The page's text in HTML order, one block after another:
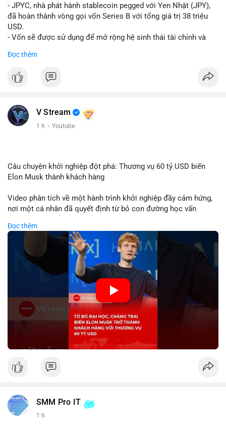
- JPYC, nhà phát hành stablecoin pegged với Yen Nhật (JPY),
đã hoàn thành vòng gọi vốn Series B với tổng giá trị 38 triệu
USD.
- Vốn sẽ được sử dụng để mở rộng hệ sinh thái tài chính và
- Mục tiêu là tăng tốc độ przyjęcie của token yen-pegged JPYC
- Đây là bước tiến quan trọng trong việc phát triển stablecoin
$jpyc
📰 Nguồn: Cointelegraph
Đọc thêm
V Stream
1 h · Youtube
Câu chuyện khởi nghiệp đột phá: Thương vụ 60 tỷ USD biến
Elon Musk thành khách hàng
Video phân tích về một hành trình khởi nghiệp đầy cảm hứng,
nơi một cá nhân đã quyết định từ bỏ con đường học vấn
dội với thương vụ trị giá 60 tỷ USD không chỉ khẳng định tầm
nhìn chiến lược của nhà sáng lập mà còn cho thấy sức mạnh
của sự đổi mới trong nền kinh tế hiện đại. Sự kiện này đặc biệt
gây chú ý khi biến tỷ phú Elon Musk trở thành một khách hàng
quan trọng, minh chứng cho khả năng xoay chuyển cục diện
kinh doanh của các startup đầy tiềm năng.
🎥 Xem video trực tiếp tại:
Nguồn: KIEN THUC KINH TE
Đọc thêm
SMM Pro IT
1 h